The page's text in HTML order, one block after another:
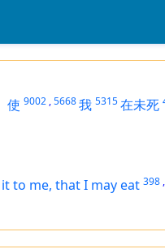
使 9002 ,5668我 5315在未死
itto me, that I may eat 398 ,